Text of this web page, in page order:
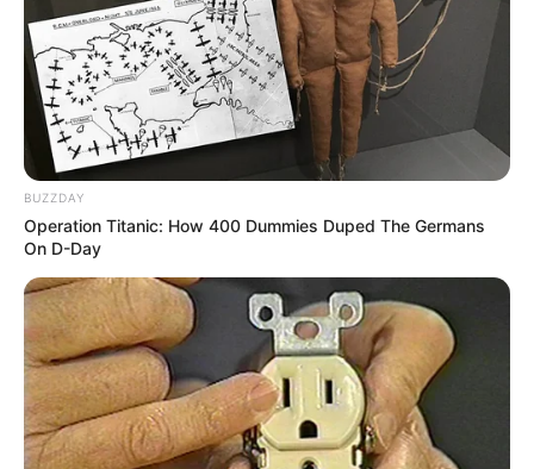
BUZZDAY
Operation Titanic: How 400 Dummies Duped The Germans
On D-Day